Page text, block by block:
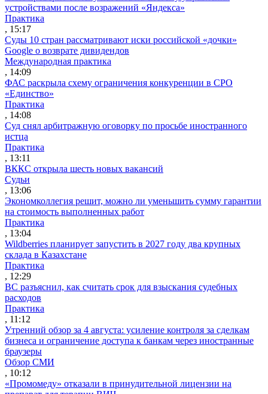
устройствами после возражений «Яндекса»
Практика
, 15:17
Суды 10 стран рассматривают иски российской «дочки»
Google о возврате дивидендов
Международная практика
, 14:09
ФАС раскрыла схему ограничения конкуренции в СРО
«Единство»
Практика
, 14:08
Суд снял арбитражную оговорку по просьбе иностранного
истца
Практика
, 13:11
ВККС открыла шесть новых вакансий
Судьи
, 13:06
Экономколлегия решит, можно ли уменьшить сумму гарантии
на стоимость выполненных работ
Практика
, 13:04
Wildberries планирует запустить в 2027 году два крупных
склада в Казахстане
Практика
, 12:29
ВС разъяснил, как считать срок для взыскания судебных
расходов
Практика
, 11:12
Утренний обзор за 4 августа: усиление контроля за сделкам
бизнеса и ограничение доступа к банкам через иностранные
браузеры
Обзор СМИ
, 10:12
«Промомеду» отказали в принудительной лицензии на